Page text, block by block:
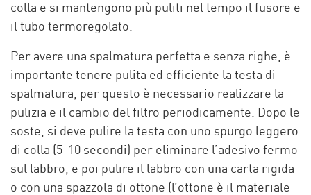
colla e si mantengono più puliti nel tempo il fusore e
il tubo termoregolato.
Per avere una spalmatura perfetta e senza righe, è
importante tenere pulita ed efficiente la testa di
spalmatura, per questo è necessario realizzare la
pulizia e il cambio del filtro periodicamente. Dopo le
soste, si deve pulire la testa con uno spurgo leggero
di colla (5-10 secondi) per eliminare l’adesivo fermo
sul labbro, e poi pulire il labbro con una carta rigida
o con una spazzola di ottone (l’ottone è il materiale